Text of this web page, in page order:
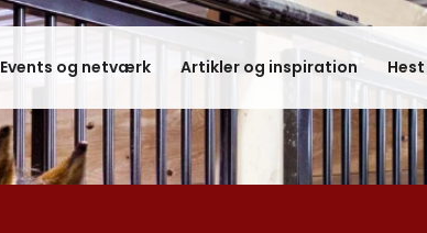
Events og netværk Artikler og inspiration